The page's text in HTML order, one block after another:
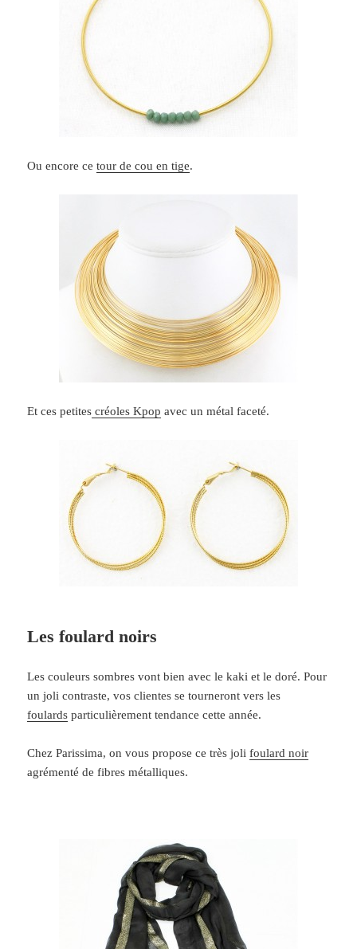
Ou encore cetour de cou en tige.
Et ces petites créoles Kpop avec un métal faceté.
Les foulard noirs
Les couleurs sombres vont bien avec le kaki et le doré. Pour
un joli contraste, vos clientes se tourneront vers les
foulards particulièrement tendance cette année.
Chez Parissima, on vous propose ce très jolifoulard noir
agrémenté de fibres métalliques.